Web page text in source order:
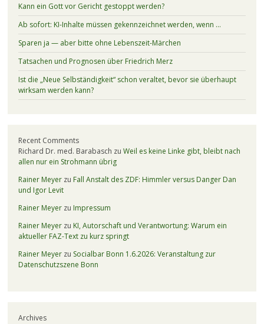
Kann ein Gott vor Gericht gestoppt werden?
Ab sofort: KI-Inhalte müssen gekennzeichnet werden, wenn …
Sparen ja — aber bitte ohne Lebenszeit-Märchen
Tatsachen und Prognosen über Friedrich Merz
Ist die „Neue Selbständigkeit“ schon veraltet, bevor sie überhaupt
wirksam werden kann?
Recent Comments
Richard Dr. med. Barabasch zu Weil es keine Linke gibt, bleibt nach
allen nur ein Strohmann übrig
Rainer Meyerzu Fall Anstalt des ZDF: Himmler versus Danger Dan
und Igor Levit
Rainer Meyerzu Impressum
Rainer Meyerzu KI, Autorschaft und Verantwortung: Warum ein
aktueller FAZ-Text zu kurz springt
Rainer Meyerzu Socialbar Bonn 1.6.2026: Veranstaltung zur
Datenschutzszene Bonn
Archives